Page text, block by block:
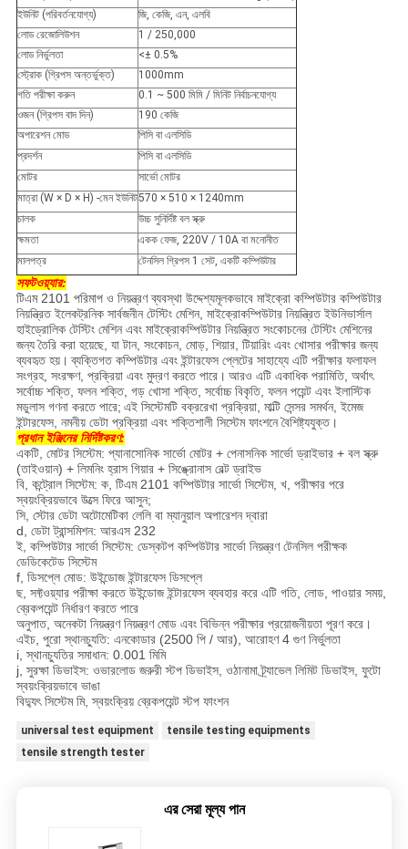
ইউনিট (পরিবর্তনযোগ্য)
জি, কেজি, এন, এলবি
লোড রেজোলিউশন
1 / 250,000
লোড নির্ভুলতা
<± 0.5%
স্ট্রোক (গ্রিপস অন্তর্ভুক্ত)
1000mm
গতি পরীক্ষা করুন
0.1 ~ 500 মিমি / মিনিট নির্বাচনযোগ্য
ওজন (গ্রিপস বাদ দিন)
190 কেজি
অপারেশন মোড
পিসি বা এলসিডি
প্রদর্শন
পিসি বা এলসিডি
মোটর
সার্ভো মোটর
মাত্রা (W × D × H) -মেন ইউনিট570 × 510 × 1240mm
চালক
উচ্চ সুনির্দিষ্ট বল স্ক্রু
ক্ষমতা
একক ফেজ, 220V / 10A বা মনোনীত
মালপত্র
টেনসিল গ্রিপস 1 সেট, একটি কম্পিউটার
সফটওয়্যার:
টিএম 2101 পরিমাপ ও নিয়ন্ত্রণ ব্যবস্থা উদ্দেশ্যমূলকভাবে মাইক্রো কম্পিউটার কম্পিউটার
নিয়ন্ত্রিত ইলেকট্রনিক সার্বজনীন টেস্টিং মেশিন, মাইক্রোকম্পিউটার নিয়ন্ত্রিত ইউনিভার্সাল
হাইড্রোলিক টেস্টিং মেশিন এবং মাইক্রোকম্পিউটার নিয়ন্ত্রিত সংকোচনের টেস্টিং মেশিনের
জন্য তৈরি করা হয়েছে, যা টান, সংকোচন, মোড়, শিয়ার, টিয়ারিং এবং খোসার পরীক্ষার জন্য
ব্যবহৃত হয়। ব্যক্তিগত কম্পিউটার এবং ইন্টারফেস প্লেটের সাহায্যে এটি পরীক্ষার ফলাফল
সংগ্রহ, সংরক্ষণ, প্রক্রিয়া এবং মুদ্রণ করতে পারে। আরও এটি একাধিক পরামিতি, অর্থাৎ
সর্বোচ্চ শক্তি, ফলন শক্তি, গড় খোসা শক্তি, সর্বোচ্চ বিকৃতি, ফলন পয়েন্ট এবং ইলাস্টিক
মডুলাস গণনা করতে পারে; এই সিস্টেমটি বক্ররেখা প্রক্রিয়া, মাল্টি সেন্সর সমর্থন, ইমেজ
ইন্টারফেস, নমনীয় ডেটা প্রক্রিয়া এবং শক্তিশালী সিস্টেম ফাংশনে বৈশিষ্ট্যযুক্ত।
প্রধান ইঞ্জিনের নির্দিষ্টকরণ:
একটি, মোটর সিস্টেম: প্যানাসোনিক সার্ভো মোটর + পেনাসনিক সার্ভো ড্রাইভার + বল স্ক্রু
(তাইওয়ান) + লিমনিং হ্রাস গিয়ার + সিঙ্ক্রোনাস বেল্ট ড্রাইভ
বি, কন্ট্রোল সিস্টেম: ক, টিএম 2101 কম্পিউটার সার্ভো সিস্টেম, খ, পরীক্ষার পরে
স্বয়ংক্রিয়ভাবে উত্সে ফিরে আসুন;
সি, স্টোর ডেটা অটোমেটিকা ​​লেলি বা ম্যানুয়াল অপারেশন দ্বারা
d, ডেটা ট্রান্সমিশন: আরএস 232
ই, কম্পিউটার সার্ভো সিস্টেম: ডেস্কটপ কম্পিউটার সার্ভো নিয়ন্ত্রণ টেনসিল পরীক্ষক
ডেডিকেটেড সিস্টেম
f, ডিসপ্লে মোড: উইন্ডোজ ইন্টারফেস ডিসপ্লে
ছ, সফ্টওয়্যার পরীক্ষা করতে উইন্ডোজ ইন্টারফেস ব্যবহার করে এটি গতি, লোড, পাওয়ার সময়,
ব্রেকপয়েন্ট নির্ধারণ করতে পারে
অনুপাত, অনেকটা নিয়ন্ত্রণ নিয়ন্ত্রণ মোড এবং বিভিন্ন পরীক্ষার প্রয়োজনীয়তা পূরণ করে।
এইচ, পুরো স্থানচ্যুতি: এনকোডার (2500 পি / আর), আরোহণ 4 গুণ নির্ভুলতা
i, স্থানচ্যুতির সমাধান: 0.001 মিমি
j, সুরক্ষা ডিভাইস: ওভারলোড জরুরী স্টপ ডিভাইস, ওঠানামা ট্র্যাভেল লিমিট ডিভাইস, ফুটো
স্বয়ংক্রিয়ভাবে ভাঙা
বিদ্যুৎ সিস্টেম মি, স্বয়ংক্রিয় ব্রেকপয়েন্ট স্টপ ফাংশন
universal test equipment
tensile testing equipments
tensile strength tester
এর সেরা মূল্য পান